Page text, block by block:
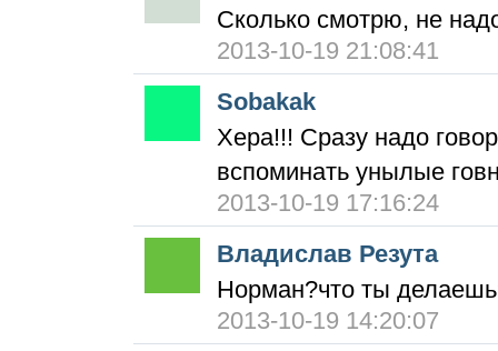
Сколько смотрю, не
2013-10-19 21:08:41
Sobakak
Хера!!! Сразу надо
вспоминать унылые
2013-10-19 17:16:24
Владислав Резута
Норман?что ты
2013-10-19 14:20:07